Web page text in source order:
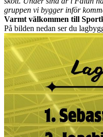
gruppen vi bygger inför
Varmt välkommen till
På bilden nedan ser du